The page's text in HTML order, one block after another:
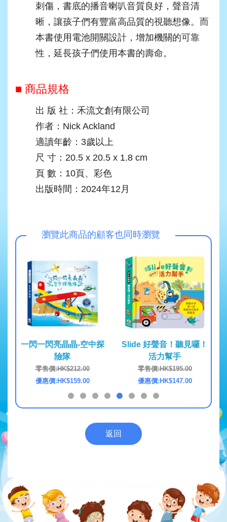
刺傷，書底的播音喇叭音質良好，聲音清
晰，讓孩子們有豐富高品質的視聽想像。而
本書使用電池開關設計，增加機關的可靠
性，延長孩子們使用本書的壽命。
■ 商品規格
出 版 社：禾流文創有限公司
作者：Nick Ackland
適讀年齡：3歲以上
尺 寸：20.5 x 20.5 x 1.8 cm
頁 數：10頁、彩色
出版時間：2024年12月
瀏覽此商品的顧客也同時瀏覽
一閃一閃亮晶晶-空中探
險隊
零售價:HK$212.00
優惠價:HK$159.00
Slide 好聲音！聽見囉！
活力幫手
零售價:HK$195.00
優惠價:HK$147.00
返回